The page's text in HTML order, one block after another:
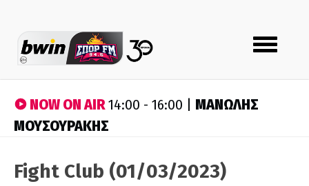
Toggle
navigation
NOW ON AIR14:00 - 16:00 | ΜΑΝΩΛΗΣ
ΜΟΥΣΟΥΡΑΚΗΣ
Fight Club (01/03/2023)